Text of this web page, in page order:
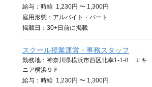
給与： 時給 1,230円 〜 1,300円
雇用形態：アルバイト・パート
掲載日： 30+日 前に掲載
スクール授業運営・事務スタッフ
勤務地：神奈川県横浜市西区北幸1-1-8 エキ
ニア横浜９Ｆ
給与： 時給 1,230円 〜 1,300円